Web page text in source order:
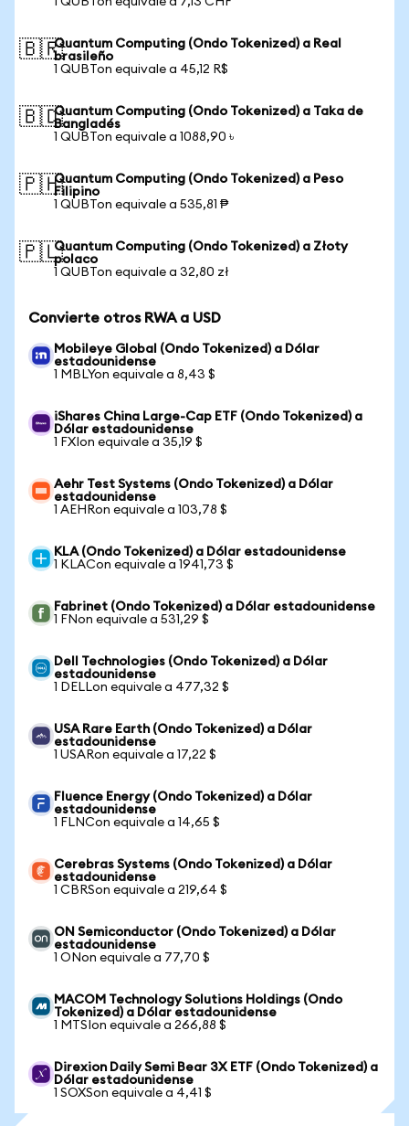
🇧🇷Quantum Computing (Ondo Tokenized) a Real
brasileño
1 QUBTon equivale a 45,12 R$
🇧🇩Quantum Computing (Ondo Tokenized) a Taka de
Bangladés
1 QUBTon equivale a 1088,90 ৳
🇵🇭Quantum Computing (Ondo Tokenized) a Peso
Filipino
1 QUBTon equivale a 535,81 ₱
🇵🇱Quantum Computing (Ondo Tokenized) a Złoty
polaco
1 QUBTon equivale a 32,80 zł
Convierte otros RWA a USD
Mobileye Global (Ondo Tokenized) a Dólar
estadounidense
1 MBLYon equivale a 8,43 $
iShares China Large-Cap ETF (Ondo Tokenized) a
Dólar estadounidense
1 FXIon equivale a 35,19 $
Aehr Test Systems (Ondo Tokenized) a Dólar
estadounidense
1 AEHRon equivale a 103,78 $
KLA (Ondo Tokenized) a Dólar estadounidense
1 KLACon equivale a 1941,73 $
Fabrinet (Ondo Tokenized) a Dólar estadounidense
1 FNon equivale a 531,29 $
Dell Technologies (Ondo Tokenized) a Dólar
estadounidense
1 DELLon equivale a 477,32 $
USA Rare Earth (Ondo Tokenized) a Dólar
estadounidense
1 USARon equivale a 17,22 $
Fluence Energy (Ondo Tokenized) a Dólar
estadounidense
1 FLNCon equivale a 14,65 $
Cerebras Systems (Ondo Tokenized) a Dólar
estadounidense
1 CBRSon equivale a 219,64 $
ON Semiconductor (Ondo Tokenized) a Dólar
estadounidense
1 ONon equivale a 77,70 $
MACOM Technology Solutions Holdings (Ondo
Tokenized) a Dólar estadounidense
1 MTSIon equivale a 266,88 $
Direxion Daily Semi Bear 3X ETF (Ondo Tokenized) a
Dólar estadounidense
1 SOXSon equivale a 4,41 $